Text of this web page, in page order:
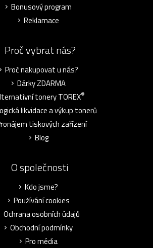
Bonusový program
Reklamace
Proč vybrat nás?
Proč nakupovat u nás?
Dárky ZDARMA
tonery TOREX®
likvidace a výkup tonerů
tiskových zařízení
Blog
O společnosti
Kdo jsme?
Používání cookies
Ochrana osobních údajů
Obchodní podmínky
Pro média